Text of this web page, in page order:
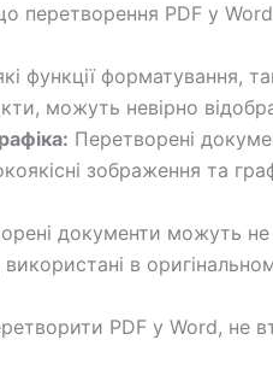
перетворення PDF у
функції форматування,
можуть невірно
Перетворені
зображення та
документи можуть
в
PDF у Word, не